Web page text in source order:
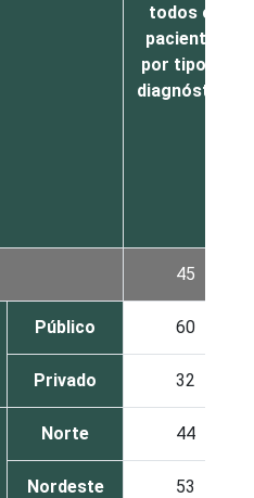
todos os
pacientes
por tipo de
diagnóstico
45
Público 60
Privado 32
Norte 44
Nordeste 53